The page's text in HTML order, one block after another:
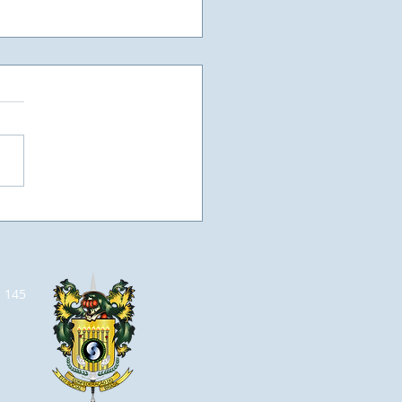
currículo, mas sim
espaço que se abre
o nosso
e
a vaga que
queremos.